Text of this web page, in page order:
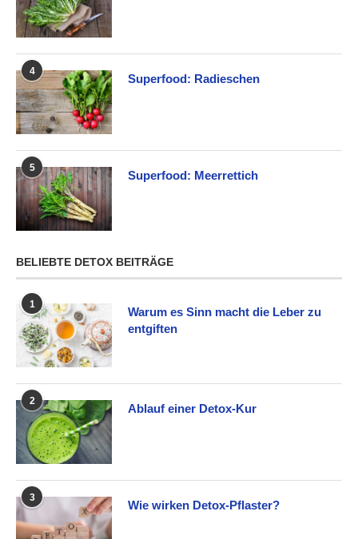
4
Superfood: Radieschen
5
Superfood: Meerrettich
BELIEBTE DETOX BEITRÄGE
1
Warum es Sinn macht die Leber zu
entgiften
2
Ablauf einer Detox-Kur
3
Wie wirken Detox-Pflaster?